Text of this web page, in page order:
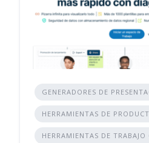
GENERADORES DE
HERRAMIENTAS DE
HERRAMIENTAS DE